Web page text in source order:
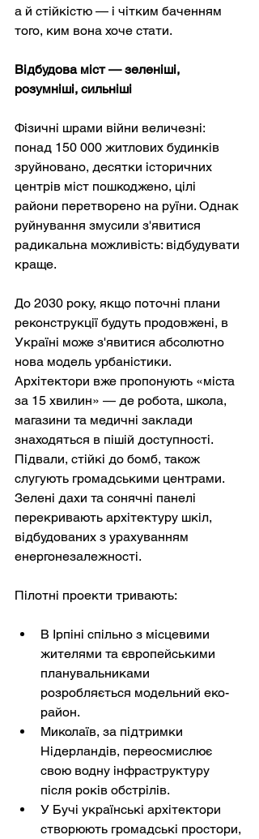
а й стійкістю — і чітким баченням
того, ким вона хоче стати.
Відбудова міст — зеленіші,
розумніші, сильніші
Фізичні шрами війни величезні:
понад 150 000 житлових будинків
зруйновано, десятки історичних
центрів міст пошкоджено, цілі
райони перетворено на руїни. Однак
руйнування змусили з'явитися
радикальна можливість: відбудувати
краще.
До 2030 року, якщо поточні плани
реконструкції будуть продовжені, в
Україні може з'явитися абсолютно
нова модель урбаністики.
Архітектори вже пропонують «міста
за 15 хвилин» — де робота, школа,
магазини та медичні заклади
знаходяться в пішій доступності.
Підвали, стійкі до бомб, також
слугують громадськими центрами.
Зелені дахи та сонячні панелі
перекривають архітектуру шкіл,
відбудованих з урахуванням
енергонезалежності.
Пілотні проекти тривають:
В Ірпіні спільно з місцевими
жителями та європейськими
планувальниками
розробляється модельний еко-
район.
Миколаїв, за підтримки
Нідерландів, переосмислює
свою водну інфраструктуру
після років обстрілів.
У Бучі українські архітектори
створюють громадські простори,